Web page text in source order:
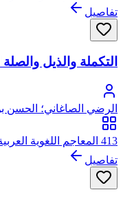
تفاصيل
التكملة والذيل
الرضي الصاغاني؛
العمري الصاغاني
413 المعاجم اللغوية العربية
تفاصيل